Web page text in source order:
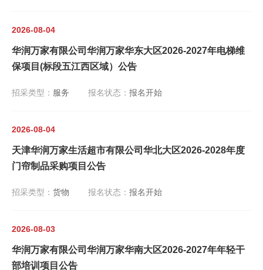
2026-08-04
华润万家有限公司华润万家华东大区2026-2027年电梯维
保项目(标段五江西区域）公告
招采类型： 服务 报名状态： 报名开始
2026-08-04
天津华润万家生活超市有限公司华北大区2026-2028年度
门帘制品采购项目公告
招采类型： 货物 报名状态： 报名开始
2026-08-03
华润万家有限公司华润万家华南大区2026-2027年年轻干
部培训项目公告